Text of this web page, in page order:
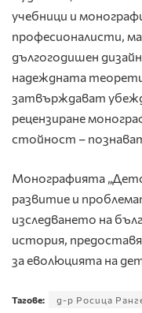
учебници и
професионалисти,
дългогодишен
надеждната
затвърждават
рецензиране
стойност –
Монографията
развитие и
изследването на
история,
за еволюцията на
Тагове: д-р Росица